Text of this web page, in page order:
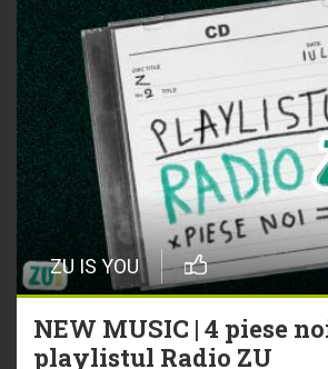
ZU IS YOU
NEW MUSIC | 4 piese
playlistul Radio ZU